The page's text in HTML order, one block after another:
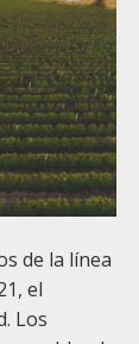
de la línea
el
Los